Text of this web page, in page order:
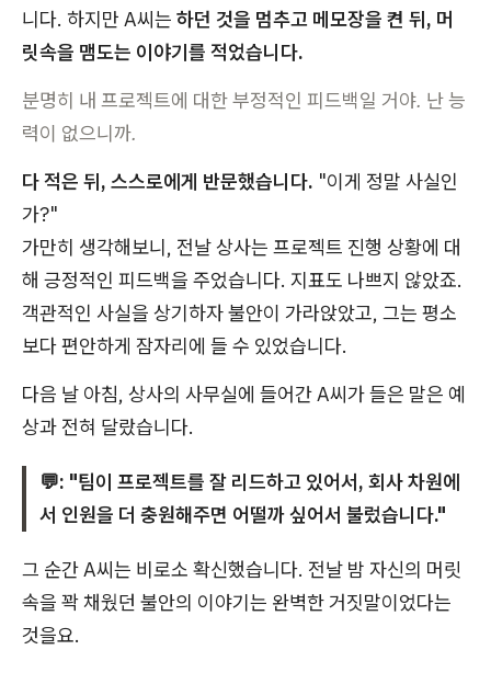
니다. 하지만 A씨는 하던 것을 멈추고 메모장을 켠 뒤, 머
릿속을 맴도는 이야기를 적었습니다.
분명히 내 프로젝트에 대한 부정적인 피드백일 거야. 난 능
력이 없으니까.
다 적은 뒤, 스스로에게 반문했습니다. "이게 정말 사실인
가?"
가만히 생각해보니, 전날 상사는 프로젝트 진행 상황에 대
해 긍정적인 피드백을 주었습니다. 지표도 나쁘지 않았죠.
객관적인 사실을 상기하자 불안이 가라앉았고, 그는 평소
보다 편안하게 잠자리에 들 수 있었습니다.
다음 날 아침, 상사의 사무실에 들어간 A씨가 들은 말은 예
상과 전혀 달랐습니다.
💬: "팀이 프로젝트를 잘 리드하고 있어서, 회사 차원에
서 인원을 더 충원해주면 어떨까 싶어서 불렀습니다."
그 순간 A씨는 비로소 확신했습니다. 전날 밤 자신의 머릿
속을 꽉 채웠던 불안의 이야기는 완벽한 거짓말이었다는
것을요.